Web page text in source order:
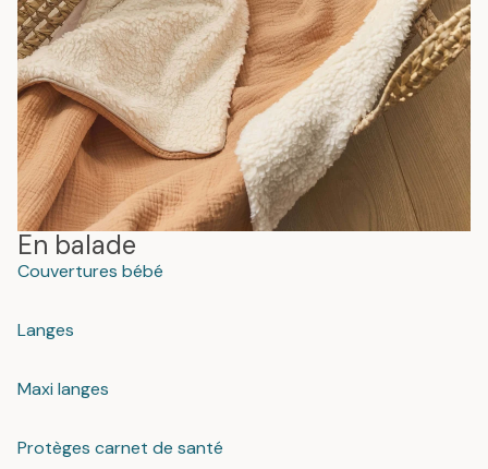
En balade
Couvertures bébé
Langes
Maxi langes
Protèges carnet de santé